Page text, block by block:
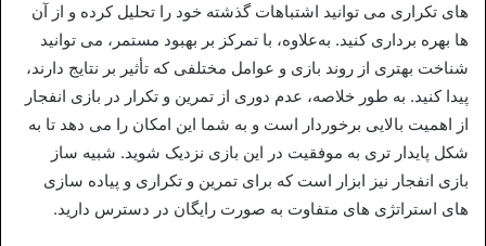
های تکراری می‌ توانید اشتباهات گذشته خود را تحلیل کرده و از آن
ها بهره‌ برداری کنید. به‌علاوه، با تمرکز بر بهبود مستمر، می‌ توانید
شناخت بهتری از روند بازی و عوامل مختلفی که تأثیر بر نتایج دارند،
پیدا کنید. به طور خلاصه، عدم دوری از تمرین و تکرار در بازی انفجار
از اهمیت بالایی برخوردار است و به شما این امکان را می‌ دهد تا به
شکل پایدار تری به موفقیت در این بازی نزدیک شوید. شبیه ساز
بازی انفجار نیز ابزار است که برای تمرین و تکراری و پیاده سازی
های استراتژی های متفاوت به صورت رایگان در دسترس دارید.